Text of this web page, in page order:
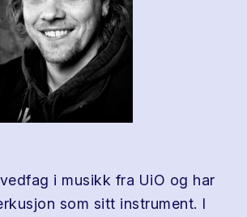
i musikk fra UiO og har
som sitt instrument. I